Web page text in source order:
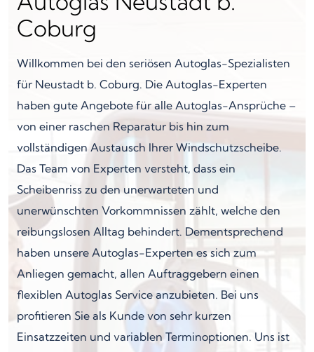
Coburg
Willkommen bei den seriösen Autoglas-Spezialisten
für Neustadt b. Coburg. Die Autoglas-Experten
haben gute Angebote für alle Autoglas-Ansprüche –
von einer raschen Reparatur bis hin zum
vollständigen Austausch Ihrer Windschutzscheibe.
Das Team von Experten versteht, dass ein
Scheibenriss zu den unerwarteten und
unerwünschten Vorkommnissen zählt, welche den
reibungslosen Alltag behindert. Dementsprechend
haben unsere Autoglas-Experten es sich zum
Anliegen gemacht, allen Auftraggebern einen
flexiblen Autoglas Service anzubieten. Bei uns
profitieren Sie als Kunde von sehr kurzen
Einsatzzeiten und variablen Terminoptionen. Uns ist